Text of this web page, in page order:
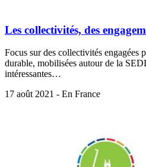
Les collectivités, des
Focus sur des collectivités engagées
durable, mobilisées autour de la
intéressantes…
17 août 2021 - En France